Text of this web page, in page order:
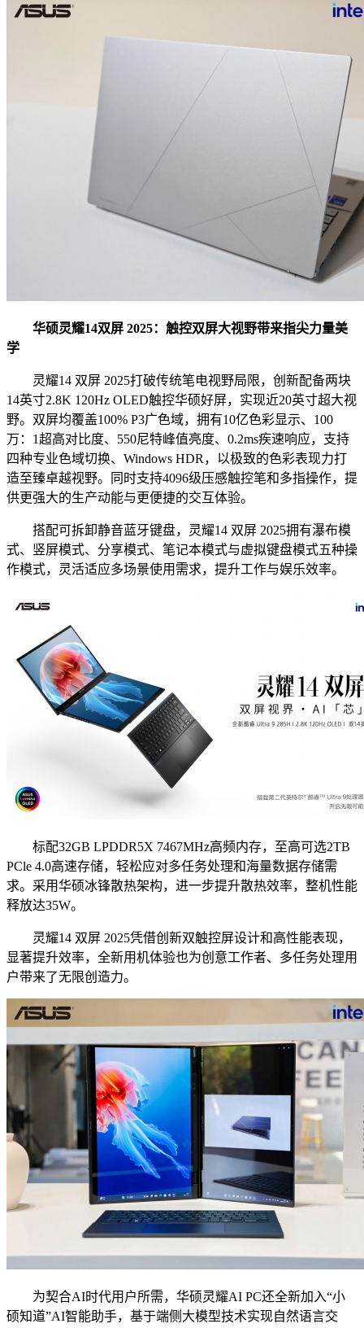
华硕灵耀14双屏 2025：触控双屏大视野带来指尖力量美
学
灵耀14 双屏 2025打破传统笔电视野局限，创新配备两块
14英寸2.8K 120Hz OLED触控华硕好屏，实现近20英寸超大视
野。双屏均覆盖100% P3广色域，拥有10亿色彩显示、100
万：1超高对比度、550尼特峰值亮度、0.2ms疾速响应，支持
四种专业色域切换、Windows HDR，以极致的色彩表现力打
造至臻卓越视野。同时支持4096级压感触控笔和多指操作，提
供更强大的生产动能与更便捷的交互体验。
搭配可拆卸静音蓝牙键盘，灵耀14 双屏 2025拥有瀑布模
式、竖屏模式、分享模式、笔记本模式与虚拟键盘模式五种操
作模式，灵活适应多场景使用需求，提升工作与娱乐效率。
标配32GB LPDDR5X 7467MHz高频内存，至高可选2TB
PCle 4.0高速存储，轻松应对多任务处理和海量数据存储需
求。采用华硕冰锋散热架构，进一步提升散热效率，整机性能
释放达35W。
灵耀14 双屏 2025凭借创新双触控屏设计和高性能表现，
显著提升效率，全新用机体验也为创意工作者、多任务处理用
户带来了无限创造力。
为契合AI时代用户所需，华硕灵耀AI PC还全新加入“小
硕知道”AI智能助手，基于端侧大模型技术实现自然语言交